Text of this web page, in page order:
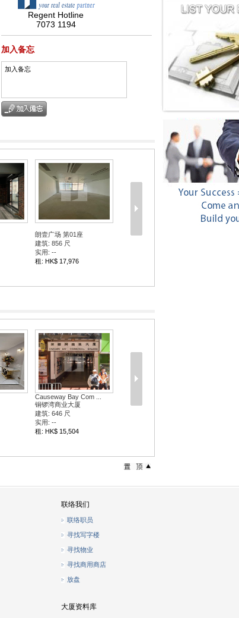
Regent Hotline
7073 1194
加入备忘
加入备忘
建筑: 1000 尺
实用: --
租: HK$ 128,000
Workingview Com Bldg
华耀商业大厦
建筑: --
实用: --
租: HK$
联络我们
联络职员
寻找写字楼
寻找物业
寻找商用商店
放盘
大厦资料库